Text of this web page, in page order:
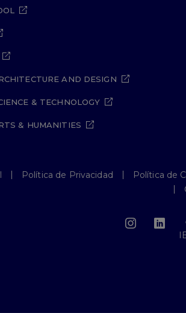
AND DESIGN
& TECHNOLOGY
& HUMANITIES
Política de Privacidad
Política de